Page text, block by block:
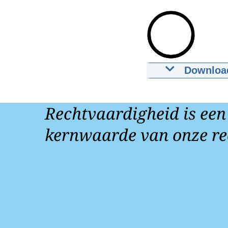
Download
Rechtvaardigheid is een
kernwaarde van onze